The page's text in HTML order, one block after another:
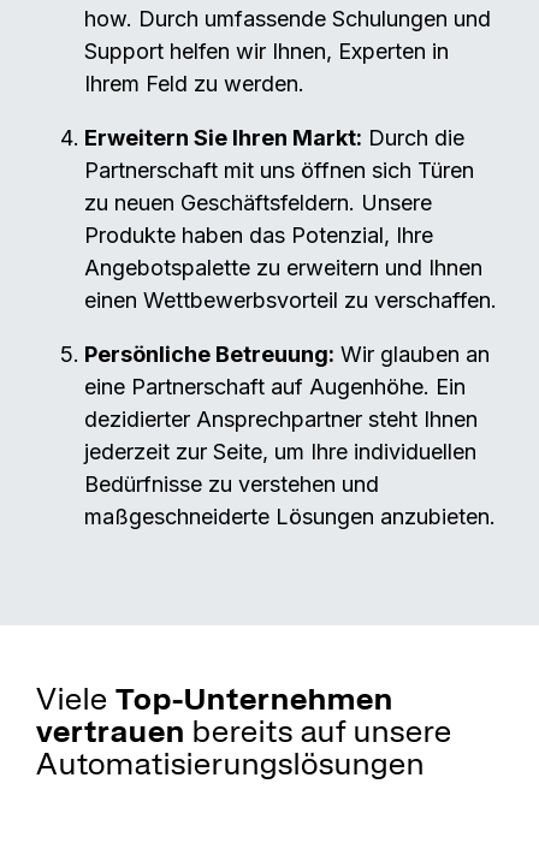
how. Durch umfassende Schulungen und
Support helfen wir Ihnen, Experten in
Ihrem Feld zu werden.
Erweitern Sie Ihren Markt: Durch die
Partnerschaft mit uns öffnen sich Türen
zu neuen Geschäftsfeldern. Unsere
Produkte haben das Potenzial, Ihre
Angebotspalette zu erweitern und Ihnen
einen Wettbewerbsvorteil zu verschaffen.
Persönliche Betreuung: Wir glauben an
eine Partnerschaft auf Augenhöhe. Ein
dezidierter Ansprechpartner steht Ihnen
jederzeit zur Seite, um Ihre individuellen
Bedürfnisse zu verstehen und
maßgeschneiderte Lösungen anzubieten.
Viele Top-Unternehmen
vertrauen bereits auf unsere
Automatisierungslösungen